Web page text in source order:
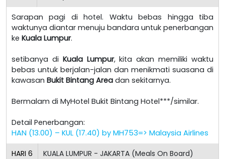
Sarapan pagi di hotel. Waktu bebas hingga tiba
waktunya diantar menuju bandara untuk penerbangan
ke Kuala Lumpur.
setibanya di Kuala Lumpur, kita akan memiliki waktu
bebas untuk berjalan-jalan dan menikmati suasana di
kawasan Bukit Bintang Area dan sekitarnya.
Bermalam di MyHotel Bukit Bintang Hotel***/similar.
Detail Penerbangan:
HAN (13.00) – KUL (17.40) by MH753=> Malaysia Airlines
HARI 6 KUALA LUMPUR - JAKARTA (Meals On Board)